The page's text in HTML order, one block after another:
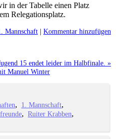
in der Tabelle einen Platz
Relegationsplatz.
Mannschaft | Kommentar hinzufügen
15 endet leider im Halbfinale. »
Manuel Winter
1. Mannschaft
Ruiter Krabben